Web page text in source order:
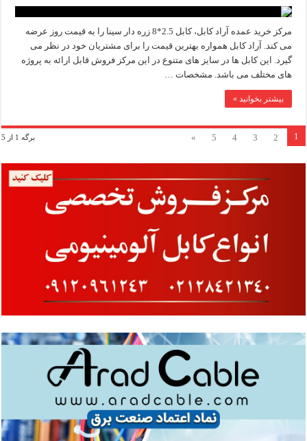
مرکز خرید عمده آراد کابل، کابل 2.5*8 زره دار سینا را به قیمت روز عرضه
می کند. آراد کابل همواره بهترین قیمت را برای مشتریان خود در نظر می
گیرد. این کابل ها در سایز های متنوع در این مرکز فروش قابل ارائه به پروژه
های مختلف می باشد. مشخصات …
بیشتر بخوانید »
برگه 1 از 5 1
2
3
4
5
»